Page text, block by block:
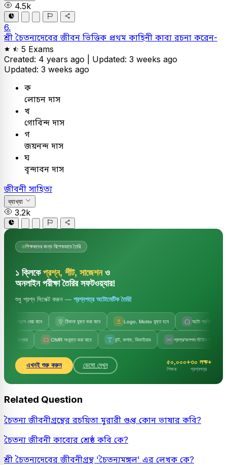
4.5k
6.
শ্রী চৈতন্যদেবের জীবন ভিত্তিক প্রথম কাহিনী কাব্য রচনা করেন-
5 Exams
Created: 4 years ago | Updated: 3 weeks ago
Updated: 3 weeks ago
ক
লোচন দাস
খ
গোবিন্দ দাস
গ
জয়নন্দ দাস
ঘ
বৃন্দাবন দাস
জীবনী সাহিত্য
ব্যাখ্যা
3.2k
শিক্ষকদের জন্য বিশেষভাবে তৈরি
১ ক্লিকে প্রশ্ন, শীট, সাজেশনও
অনলাইন পরীক্ষা তৈরির সফটওয়্যার!
শুধু প্রশ্ন সিলেক্ট করুন — প্রশ্নপত্র অটোমেটিক তৈরি!
জলছাপ দেয়া যাবে ঠিকানা যুক্ত করা যাবে Logo, Motto যুক্ত হবে অটো প্রতিষ্ঠানের নাম
OMR সংযুক্ত করা যাবে ফন্ট, কলাম, ডিভাইডার প্রশ্ন/অপশন স্টাইল পরিবর্তন
এখনই শুরু করুন ডেমো দেখুন ৫০,০০০+
শিক্ষক
৩০ লক্ষ+
প্রশ্নপত্র
Related Question
চৈতন্য জীবনীগ্রন্থের রচয়িতা মুরারী গুপ্ত কোন ভাষার কবি?
চৈতন্য জীবনী কাব্যের শ্রেষ্ঠ কবি কে?
শ্রী চৈতন্যদেবের জীবনীগ্রন্থ 'চৈতন্যমঙ্গল' এর লেখক কে?